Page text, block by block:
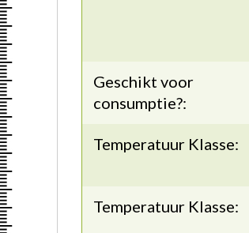
Geschikt voor
consumptie?:
Temperatuur Klasse:
Temperatuur Klasse: